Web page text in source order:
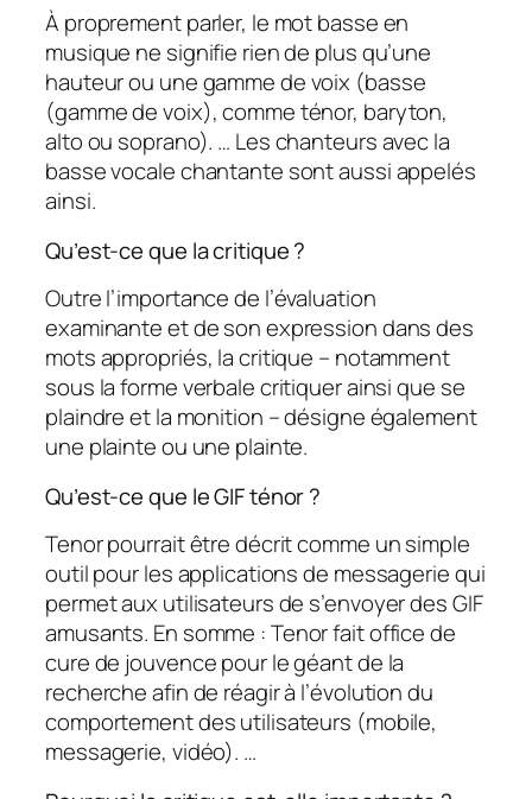
À proprement parler, le mot basse en
musique ne signifie rien de plus qu’une
hauteur ou une gamme de voix (basse
(gamme de voix), comme ténor, baryton,
alto ou soprano). … Les chanteurs avec la
basse vocale chantante sont aussi appelés
ainsi.
Qu’est-ce que la critique ?
Outre l’importance de l’évaluation
examinante et de son expression dans des
mots appropriés, la critique – notamment
sous la forme verbale critiquer ainsi que se
plaindre et la monition – désigne également
une plainte ou une plainte.
Qu’est-ce que le GIF ténor ?
Tenor pourrait être décrit comme un simple
outil pour les applications de messagerie qui
permet aux utilisateurs de s’envoyer des GIF
amusants. En somme : Tenor fait office de
cure de jouvence pour le géant de la
recherche afin de réagir à l’évolution du
comportement des utilisateurs (mobile,
messagerie, vidéo). …